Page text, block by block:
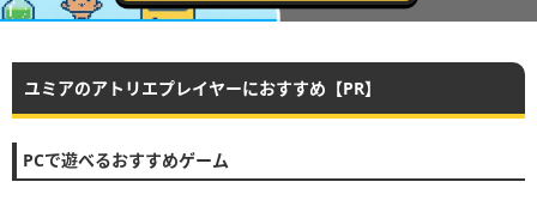
ユミアのアトリエプレイヤーにおすすめ【PR】
PCで遊べるおすすめゲーム